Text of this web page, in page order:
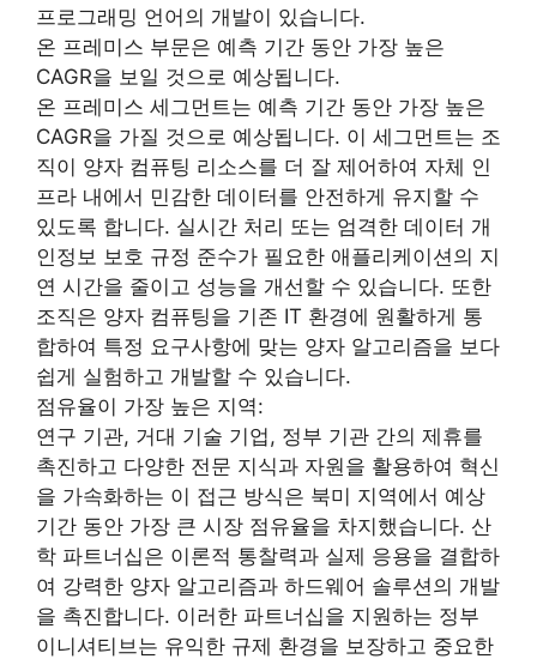
프로그래밍 언어의 개발이 있습니다.
온 프레미스 부문은 예측 기간 동안 가장 높은
CAGR을 보일 것으로 예상됩니다.
온 프레미스 세그먼트는 예측 기간 동안 가장 높은
CAGR을 가질 것으로 예상됩니다. 이 세그먼트는 조
직이 양자 컴퓨팅 리소스를 더 잘 제어하여 자체 인
프라 내에서 민감한 데이터를 안전하게 유지할 수
있도록 합니다. 실시간 처리 또는 엄격한 데이터 개
인정보 보호 규정 준수가 필요한 애플리케이션의 지
연 시간을 줄이고 성능을 개선할 수 있습니다. 또한
조직은 양자 컴퓨팅을 기존 IT 환경에 원활하게 통
합하여 특정 요구사항에 맞는 양자 알고리즘을 보다
쉽게 실험하고 개발할 수 있습니다.
점유율이 가장 높은 지역:
연구 기관, 거대 기술 기업, 정부 기관 간의 제휴를
촉진하고 다양한 전문 지식과 자원을 활용하여 혁신
을 가속화하는 이 접근 방식은 북미 지역에서 예상
기간 동안 가장 큰 시장 점유율을 차지했습니다. 산
학 파트너십은 이론적 통찰력과 실제 응용을 결합하
여 강력한 양자 알고리즘과 하드웨어 솔루션의 개발
을 촉진합니다. 이러한 파트너십을 지원하는 정부
이니셔티브는 유익한 규제 환경을 보장하고 중요한